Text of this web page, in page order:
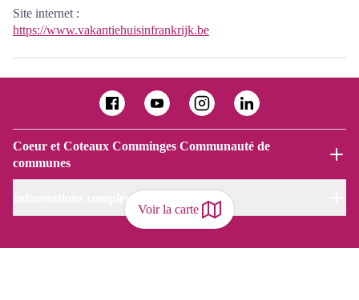
Voir la carte
Site internet :
https://www.vakantiehuisinfrankrijk.be
Coeur et Coteaux Comminges Communauté de
communes
Informations complémentaires